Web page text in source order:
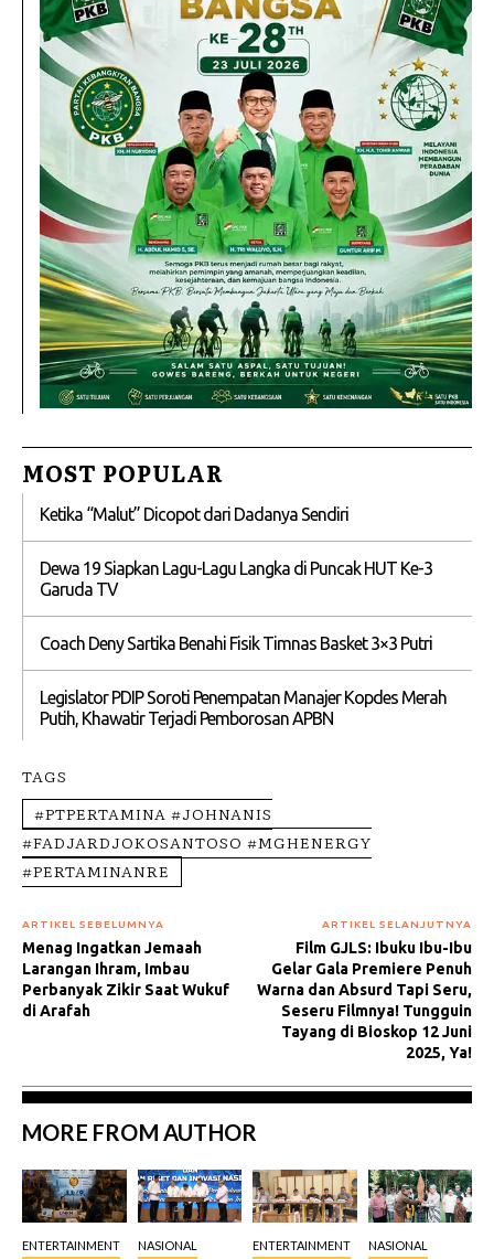
MOST POPULAR
Ketika “Malut” Dicopot dari Dadanya Sendiri
Dewa 19 Siapkan Lagu-Lagu Langka di Puncak HUT Ke-3
Garuda TV
Coach Deny Sartika Benahi Fisik Timnas Basket 3×3 Putri
Legislator PDIP Soroti Penempatan Manajer Kopdes Merah
Putih, Khawatir Terjadi Pemborosan APBN
TAGS
#PTPERTAMINA #JOHNANIS
#FADJARDJOKOSANTOSO #MGHENERGY
#PERTAMINANRE
ARTIKEL SEBELUMNYA
Menag Ingatkan Jemaah
Larangan Ihram, Imbau
Perbanyak Zikir Saat Wukuf
di Arafah
ARTIKEL SELANJUTNYA
Film GJLS: Ibuku Ibu-Ibu
Gelar Gala Premiere Penuh
Warna dan Absurd Tapi Seru,
Seseru Filmnya! Tungguin
Tayang di Bioskop 12 Juni
2025, Ya!
MORE FROM AUTHOR
ENTERTAINMENT NASIONAL ENTERTAINMENT NASIONAL